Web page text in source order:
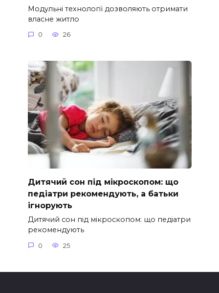
Модульні технології дозволяють отримати
власне житло
0 26
Дитячий сон під мікроскопом: що
педіатри рекомендують, а батьки
ігнорують
Дитячий сон під мікроскопом: що педіатри
рекомендують
0 25